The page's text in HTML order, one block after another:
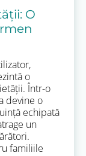
O
o
Într-o
devine o
echipată
un
familiile